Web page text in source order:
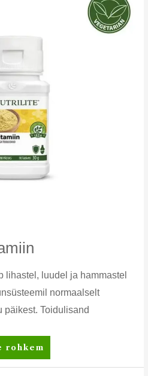
luudel ja hammastel
normaalselt
päikest. Toidulisand
rohkem